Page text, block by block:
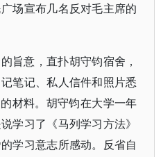
场宣布几名反对毛主席的
旨意，直扑胡守钧宿舍，
笔记、私人信件和照片悉
材料。胡守钧在大学一年
学习了《马列学习方法》
学习意志所感动。反省自